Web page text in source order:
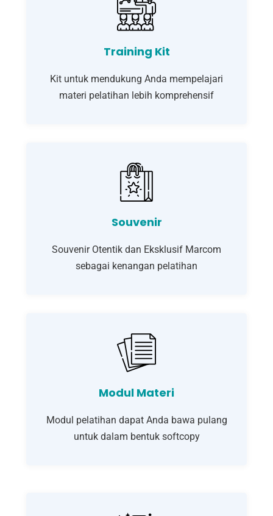
Training Kit
Kit untuk mendukung Anda mempelajari
materi pelatihan lebih komprehensif
Souvenir
Souvenir Otentik dan Eksklusif Marcom
sebagai kenangan pelatihan
Modul Materi
Modul pelatihan dapat Anda bawa pulang
untuk dalam bentuk softcopy